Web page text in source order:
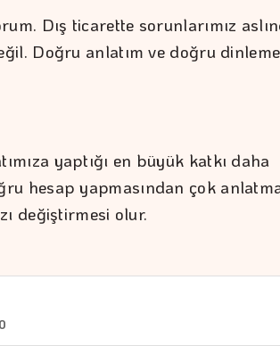
Dış ticarette sorunlarımız
Doğru anlatım ve doğru dinleme
yaptığı en büyük katkı daha
hesap yapmasından çok
değiştirmesi olur.